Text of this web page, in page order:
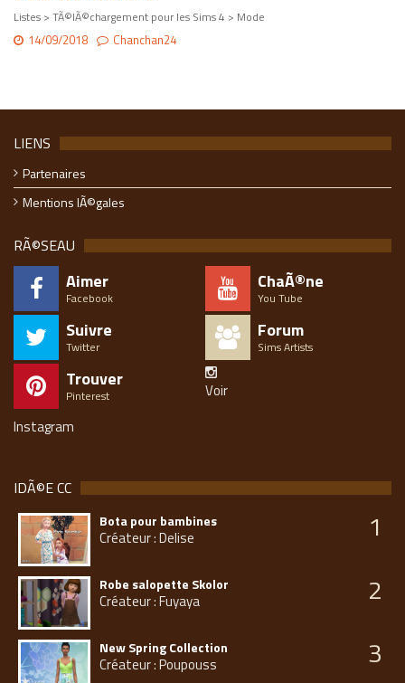
Listes > TÃ©lÃ©chargement pour les Sims 4 > Mode
14/09/2018 Chanchan24
LIENS
Partenaires
Mentions lÃ©gales
RÃ©SEAU
Aimer
Facebook
ChaÃ®ne
You Tube
Suivre
Twitter
Forum
Sims Artists
Trouver
Pinterest
Voir
Instagram
IDÃ©E CC
Bota pour bambines
Créateur : Delise 1
Robe salopette Skolor
Créateur : Fuyaya 2
New Spring Collection
Créateur : Poupouss 3